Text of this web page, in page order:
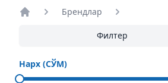
Брендлар
Филтер
Нарх (СЎМ)